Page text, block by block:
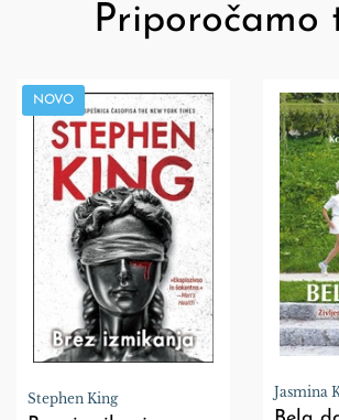
Priporočamo
NOVO
Stephen King Jasmina